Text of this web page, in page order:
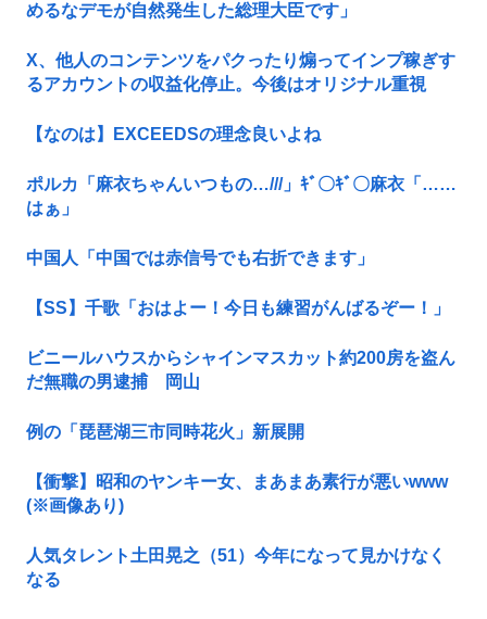
めるなデモが自然発生した総理大臣です」
X、他人のコンテンツをパクったり煽ってインプ稼ぎす
るアカウントの収益化停止。今後はオリジナル重視
【なのは】EXCEEDSの理念良いよね
ポルカ「麻衣ちゃんいつもの…///」ｷﾞ〇ｷﾞ〇麻衣「……
はぁ」
中国人「中国では赤信号でも右折できます」
【SS】千歌「おはよー！今日も練習がんばるぞー！」
ビニールハウスからシャインマスカット約200房を盗ん
だ無職の男逮捕 岡山
例の「琵琶湖三市同時花火」新展開
【衝撃】昭和のヤンキー女、まあまあ素行が悪いwww
(※画像あり)
人気タレント土田晃之（51）今年になって見かけなく
なる